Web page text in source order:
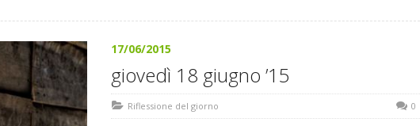
17/06/2015
giovedì 18 giugno ’15
Riflessione del giorno 0